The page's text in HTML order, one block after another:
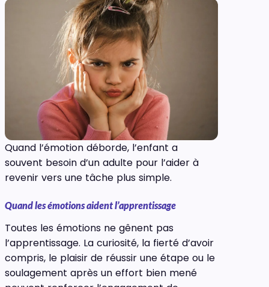
Quand l’émotion déborde, l’enfant a
souvent besoin d’un adulte pour l’aider à
revenir vers une tâche plus simple.
Quand les émotions aident l’apprentissage
Toutes les émotions ne gênent pas
l’apprentissage. La curiosité, la fierté d’avoir
compris, le plaisir de réussir une étape ou le
soulagement après un effort bien mené